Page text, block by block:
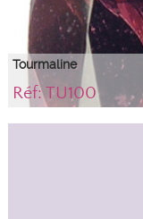
Tourmaline
Réf: TU100